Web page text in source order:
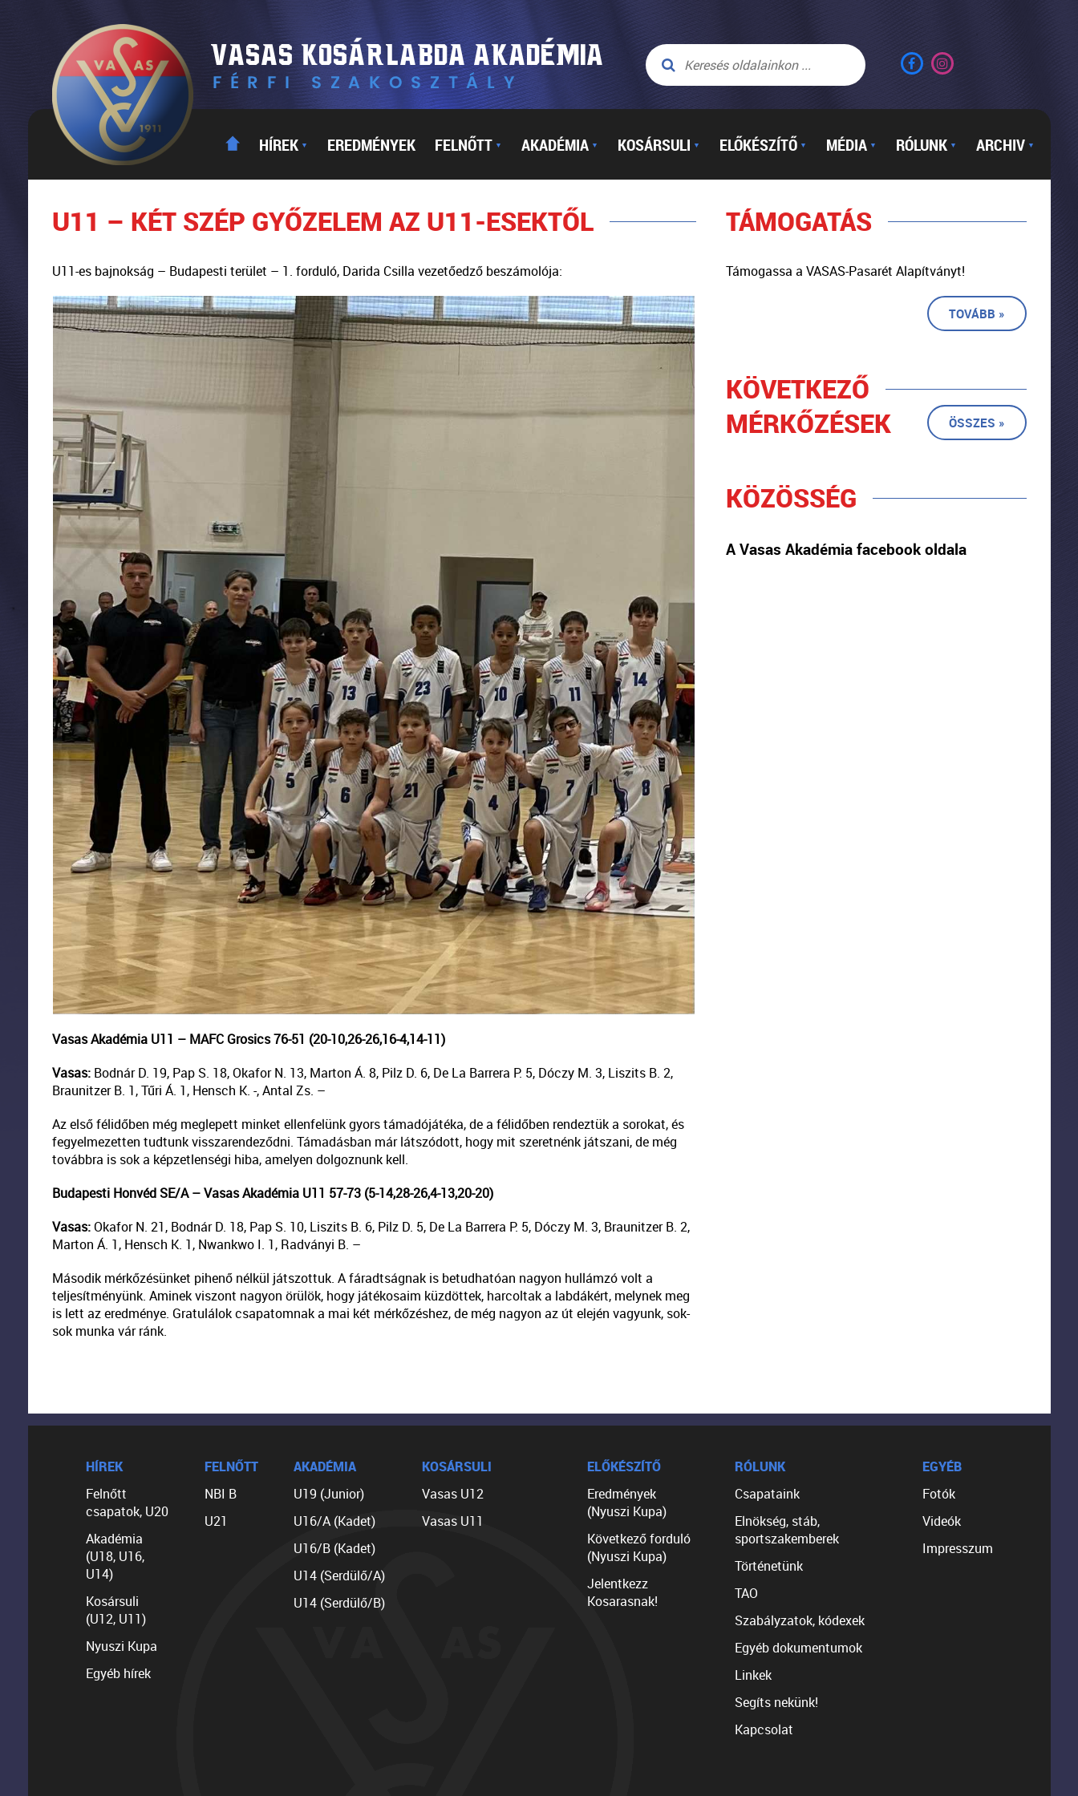
HÍREK ▼ EREDMÉNYEK FELNŐTT ▼ AKADÉMIA ▼ KOSÁRSULI ▼ ELŐKÉSZÍTŐ ▼ MÉDIA ▼ RÓLUNK ▼ ARCHIV ▼
U11 – KÉT SZÉP GYŐZELEM AZ U11-ESEKTŐL
U11-es bajnokság – Budapesti terület – 1. forduló, Darida Csilla vezetőedző beszámolója:
Vasas Akadémia U11 – MAFC Grosics 76-51 (20-10,26-26,16-4,14-11)
Vasas:Bodnár D. 19, Pap S. 18, Okafor N. 13, Marton Á. 8, Pilz D. 6, De La Barrera P. 5, Dóczy M. 3, Liszits B. 2,
Braunitzer B. 1, Tűri Á. 1, Hensch K. -, Antal Zs. –
Az első félidőben még meglepett minket ellenfelünk gyors támadójátéka, de a félidőben rendeztük a sorokat, és
fegyelmezetten tudtunk visszarendeződni. Támadásban már látszódott, hogy mit szeretnénk játszani, de még
továbbra is sok a képzetlenségi hiba, amelyen dolgoznunk kell.
Budapesti Honvéd SE/A – Vasas Akadémia U11 57-73 (5-14,28-26,4-13,20-20)
Vasas:Okafor N. 21, Bodnár D. 18, Pap S. 10, Liszits B. 6, Pilz D. 5, De La Barrera P. 5, Dóczy M. 3, Braunitzer B. 2,
Marton Á. 1, Hensch K. 1, Nwankwo I. 1, Radványi B. –
Második mérkőzésünket pihenő nélkül játszottuk. A fáradtságnak is betudhatóan nagyon hullámzó volt a
teljesítményünk. Aminek viszont nagyon örülök, hogy játékosaim küzdöttek, harcoltak a labdákért, melynek meg
is lett az eredménye. Gratulálok csapatomnak a mai két mérkőzéshez, de még nagyon az út elején vagyunk, sok-
sok munka vár ránk.
TÁMOGATÁS
Támogassa a VASAS-Pasarét Alapítványt!
TOVÁBB »
KÖVETKEZŐ
MÉRKŐZÉSEK
ÖSSZES »
KÖZÖSSÉG
A Vasas Akadémia facebook oldala
HÍREK
Felnőtt
csapatok, U20
Akadémia
(U18, U16,
U14)
Kosársuli
(U12, U11)
Nyuszi Kupa
Egyéb hírek
FELNŐTT
NBI B
U21
AKADÉMIA
U19 (Junior)
U16/A (Kadet)
U16/B (Kadet)
U14 (Serdülő/A)
U14 (Serdülő/B)
KOSÁRSULI
Vasas U12
Vasas U11
ELŐKÉSZÍTŐ
Eredmények
(Nyuszi Kupa)
Következő forduló
(Nyuszi Kupa)
Jelentkezz
Kosarasnak!
RÓLUNK
Csapataink
Elnökség, stáb,
sportszakemberek
Történetünk
TAO
Szabályzatok, kódexek
Egyéb dokumentumok
Linkek
Segíts nekünk!
Kapcsolat
EGYÉB
Fotók
Videók
Impresszum